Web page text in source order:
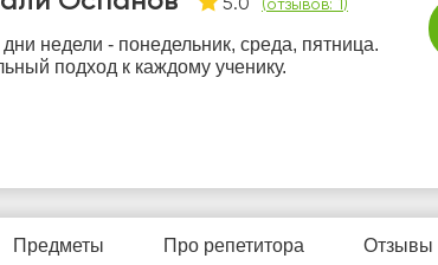
5.0 (отзывов: 1 )
недели - понедельник, среда, пятница.
подход к каждому ученику.
Предметы Про репетитора Отзывы
8
9
10
Нет
Нет
Нет